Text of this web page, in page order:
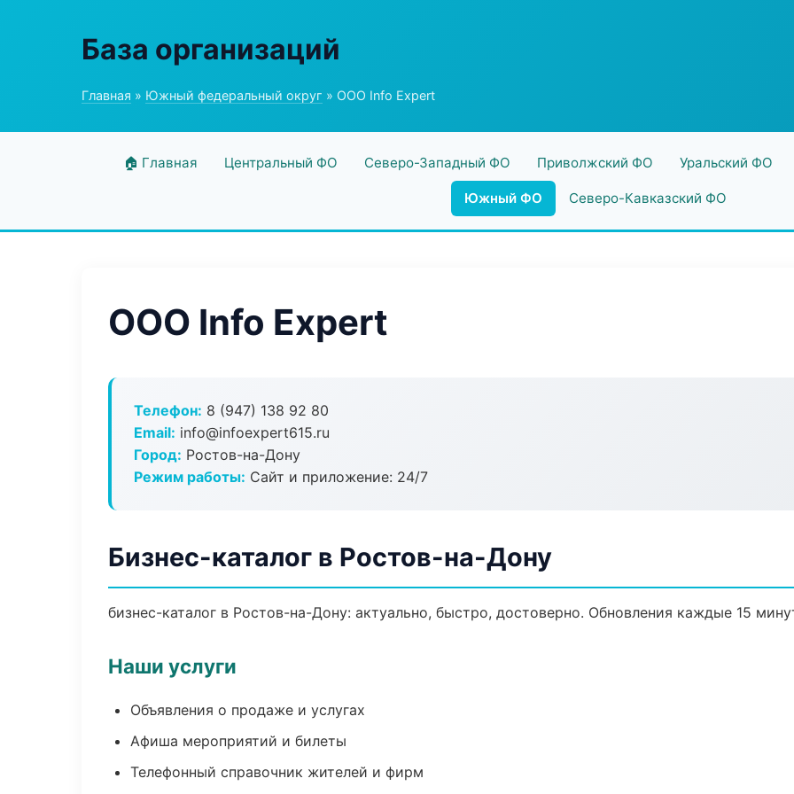
База организаций
Главная » Южный федеральный округ » ООО Info Expert
🏠 Главная Центральный ФО Северо-Западный ФО Приволжский ФО Уральский ФО
Южный ФО Северо-Кавказский ФО
ООО Info Expert
Телефон: 8 (947) 138 92 80
Email: info@infoexpert615.ru
Город: Ростов-на-Дону
Режим работы: Сайт и приложение: 24/7
Бизнес-каталог в Ростов-на-Дону
бизнес-каталог в Ростов-на-Дону: актуально, быстро, достоверно. Обновления каждые 15
Наши услуги
Объявления о продаже и услугах
Афиша мероприятий и билеты
Телефонный справочник жителей и фирм